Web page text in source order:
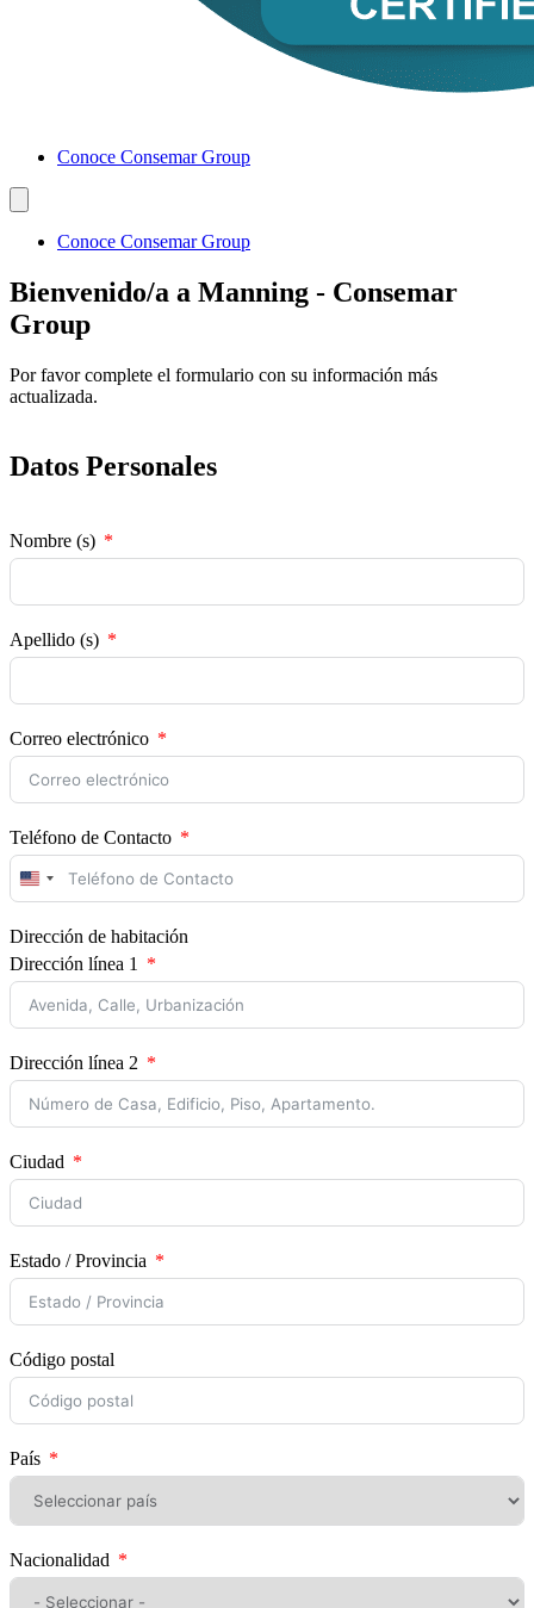
Conoce Consemar Group
Conoce Consemar Group
Bienvenido/a a Manning - Consemar
Group
Por favor complete el formulario con su información más
actualizada.
Datos Personales
Nombre (s)
Apellido (s)
Correo electrónico
Teléfono de Contacto
United
States
Dirección de habitación
Dirección línea 1
Dirección línea 2
Ciudad
Estado / Provincia
Código postal
País
Nacionalidad